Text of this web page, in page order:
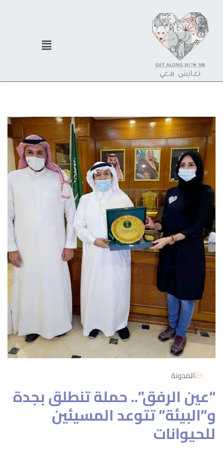
المدونة
“عين الرفق”.. حملة تنطلق بجدة
و”البيئة” تتوعد المسيئين
للحيوانات